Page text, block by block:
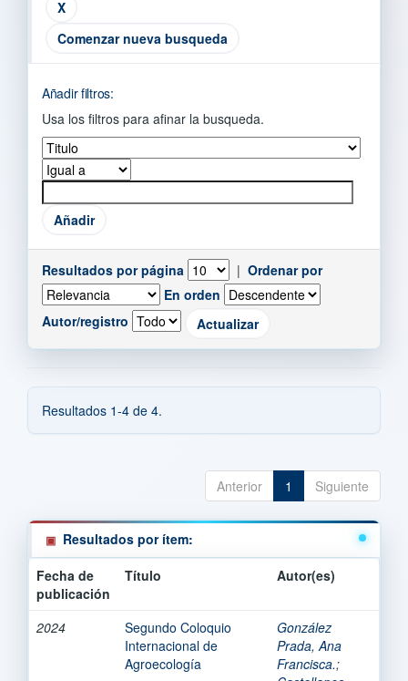
Comenzar nueva busqueda
Añadir filtros:
Usa los filtros para afinar la busqueda.
Resultados por página | Ordenar por
En orden
Autor/registro
Resultados 1-4 de 4.
Anterior 1 Siguiente
Resultados por ítem:
Fecha de
publicación
Título Autor(es)
2024
Segundo Coloquio
Internacional de
Agroecología
González
Prada, Ana
Francisca.;